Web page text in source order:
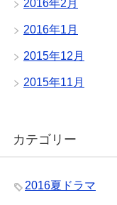
2016年2月
2016年1月
2015年12月
2015年11月
カテゴリー
2016夏ドラマ